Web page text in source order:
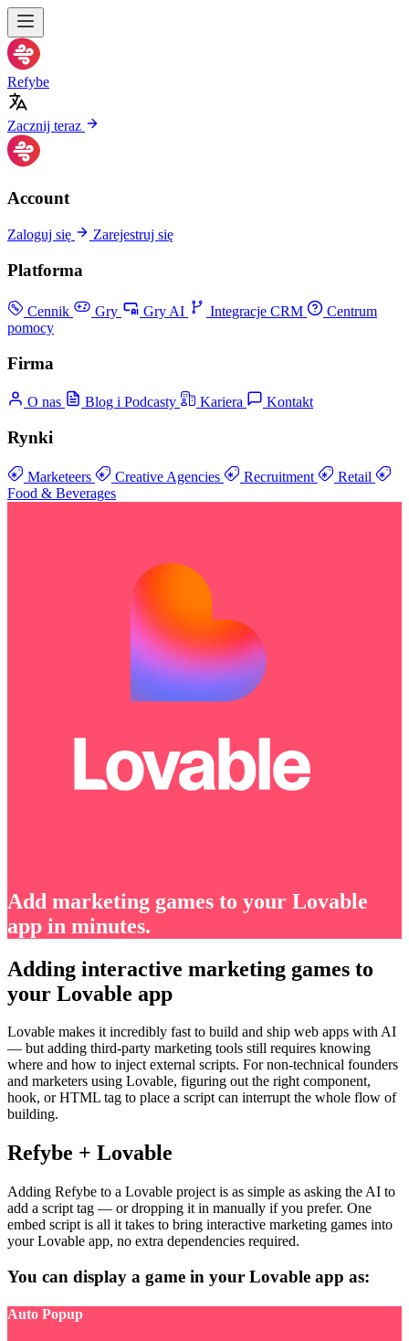
Refybe
Zacznij teraz
Account
Zaloguj się Zarejestruj się
Platforma
Cennik Gry Gry AI Integracje CRM
Centrum
pomocy
Firma
O nas Blog i Podcasty Kariera Kontakt
Rynki
Marketeers Creative Agencies Recruitment
Retail
Food & Beverages
Add marketing games to your Lovable
app in minutes.
Adding interactive marketing games to
your Lovable app
Lovable makes it incredibly fast to build and ship web apps with AI
— but adding third-party marketing tools still requires knowing
where and how to inject external scripts. For non-technical founders
and marketers using Lovable, figuring out the right component,
hook, or HTML tag to place a script can interrupt the whole flow of
building.
Refybe + Lovable
Adding Refybe to a Lovable project is as simple as asking the AI to
add a script tag — or dropping it in manually if you prefer. One
embed script is all it takes to bring interactive marketing games into
your Lovable app, no extra dependencies required.
You can display a game in your Lovable app as:
Auto Popup